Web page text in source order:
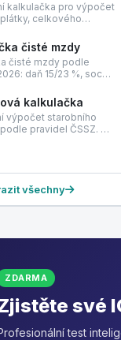
kalkulačka pro výpočet
celkového…
čisté mzdy
čisté mzdy podle
daň 15/23 %, soc…
kalkulačka
výpočet starobního
pravidel ČSSZ. …
všechny
ZDARMA
své
test